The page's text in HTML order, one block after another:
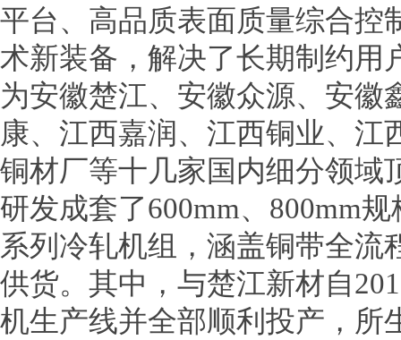
平台、高品质表面质量综合控
术新装备，解决了长期制约用
为安徽楚江、安徽众源、安徽
康、江西嘉润、江西铜业、江
铜材厂等十几家国内细分领域
研发成套了600mm、800mm
系列冷轧机组，涵盖铜带全流
供货。其中，与楚江新材自
机生产线并全部顺利投产，所